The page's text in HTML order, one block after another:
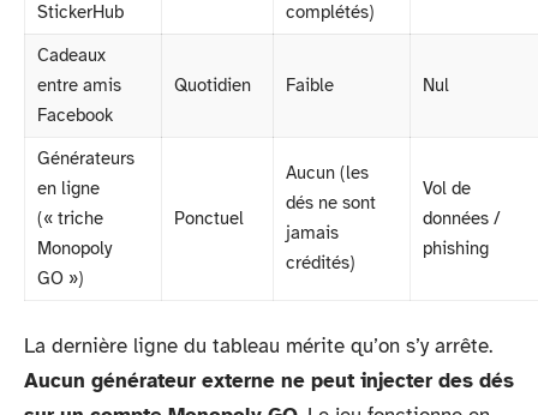
StickerHub
complétés)
Cadeaux
entre amis
Facebook
Quotidien Faible Nul
Générateurs
en ligne
(« triche
Monopoly
GO »)
Ponctuel
Aucun (les
dés ne sont
jamais
crédités)
Vol de
données /
phishing
La dernière ligne du tableau mérite qu’on s’y arrête.
Aucun générateur externe ne peut injecter des dés